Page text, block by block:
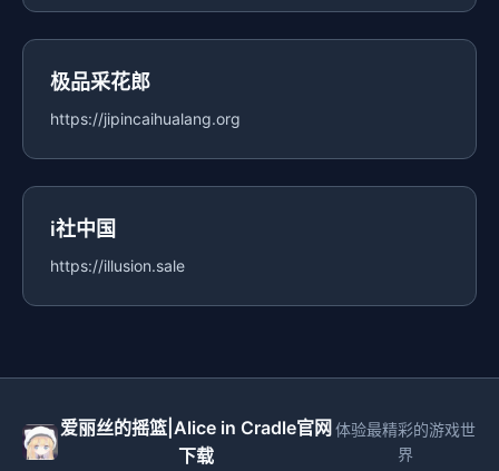
极品采花郎
https://jipincaihualang.org
i社中国
https://illusion.sale
爱丽丝的摇篮|Alice in Cradle官网
下载
体验最精彩的游戏世
界